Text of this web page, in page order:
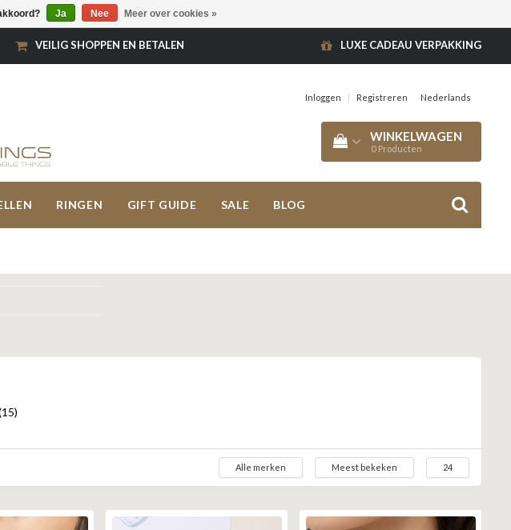
VEILIG SHOPPEN EN BETALEN LUXE CADEAU VERPAKKING
Inloggen | Registreren Nederlands
WINKELWAGEN
0 Producten
RINGEN GIFT GUIDE SALE BLOG
Alle merken Meest bekeken 24
Ja Nee Meer over cookies »